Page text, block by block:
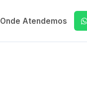
Onde Atendemos